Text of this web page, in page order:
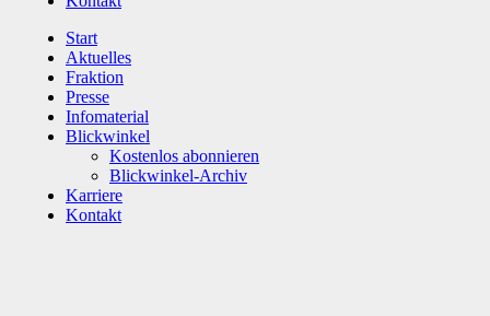
Start
Aktuelles
Fraktion
Presse
Infomaterial
Blickwinkel
Kostenlos abonnieren
Blickwinkel-Archiv
Karriere
Kontakt